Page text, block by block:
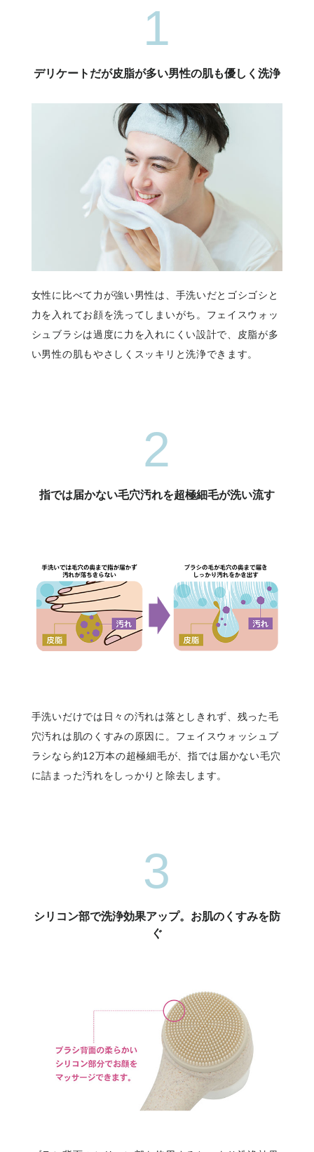
1
デリケートだが皮脂が多い男性の肌も優しく洗浄
女性に比べて力が強い男性は、手洗いだとゴシゴシと
力を入れてお顔を洗ってしまいがち。フェイスウォッ
シュブラシは過度に力を入れにくい設計で、皮脂が多
い男性の肌もやさしくスッキリと洗浄できます。
2
指では届かない毛穴汚れを超極細毛が洗い流す
手洗いだけでは日々の汚れは落としきれず、残った毛
穴汚れは肌のくすみの原因に。フェイスウォッシュブ
ラシなら約12万本の超極細毛が、指では届かない毛穴
に詰まった汚れをしっかりと除去します。
3
シリコン部で洗浄効果アップ。お肌のくすみを防
ぐ